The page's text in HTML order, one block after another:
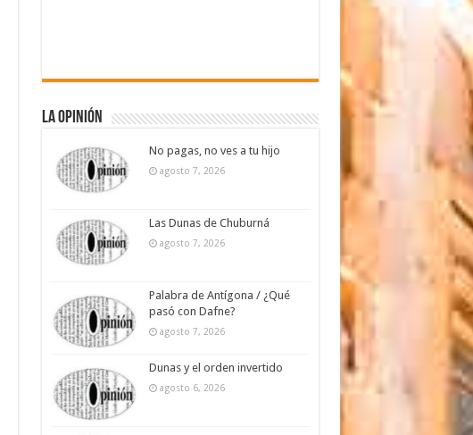
La Opinión
No pagas, no ves a tu hijo
agosto 7, 2026
Las Dunas de Chuburná
agosto 7, 2026
Palabra de Antígona / ¿Qué
pasó con Dafne?
agosto 7, 2026
Dunas y el orden invertido
agosto 6, 2026